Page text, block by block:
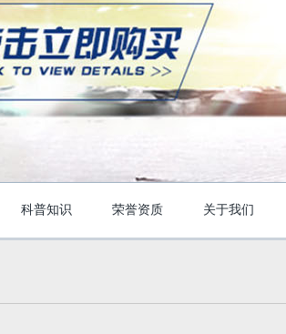
科普知识 荣誉资质 关于我们